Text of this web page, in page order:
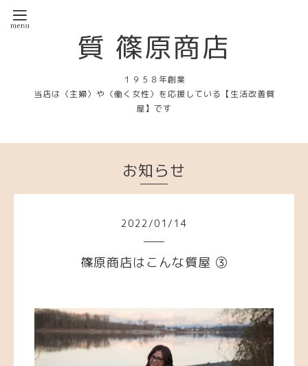
質 篠原商店
１９５８年創業
当店は〈主婦〉や〈働く女性〉を応援している【生活改善質
屋】です
お知らせ
2022/01 / 14
篠原商店はこんな質屋 ③